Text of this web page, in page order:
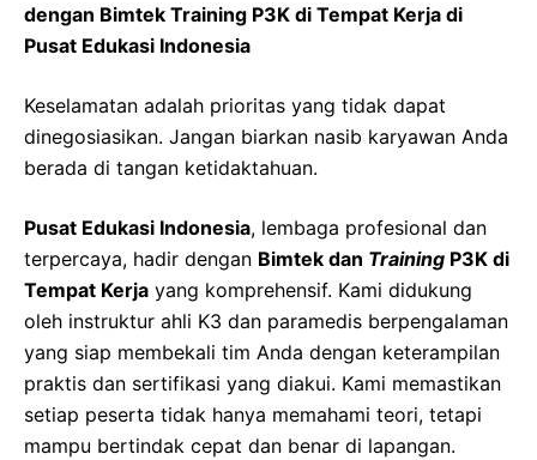
dengan Bimtek Training P3K di Tempat Kerja di
Pusat Edukasi Indonesia
Keselamatan adalah prioritas yang tidak dapat
dinegosiasikan. Jangan biarkan nasib karyawan Anda
berada di tangan ketidaktahuan.
Pusat Edukasi Indonesia, lembaga profesional dan
terpercaya, hadir dengan Bimtek dan Training P3K di
Tempat Kerja yang komprehensif. Kami didukung
oleh instruktur ahli K3 dan paramedis berpengalaman
yang siap membekali tim Anda dengan keterampilan
praktis dan sertifikasi yang diakui. Kami memastikan
setiap peserta tidak hanya memahami teori, tetapi
mampu bertindak cepat dan benar di lapangan.